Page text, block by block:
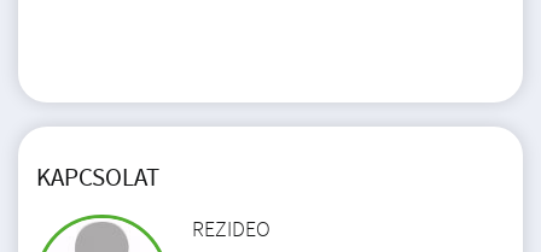
KAPCSOLAT
REZIDEO